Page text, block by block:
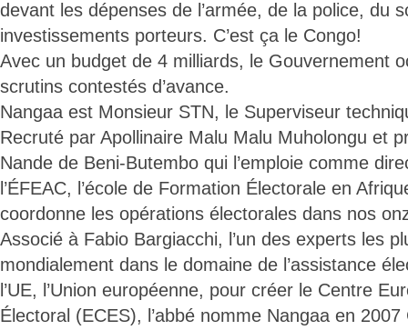
devant les dépenses de l’armée, de la police, du
investissements porteurs. C’est ça le Congo!
Avec un budget de 4 milliards, le Gouvernement
scrutins contestés d’avance.
Nangaa est Monsieur STN, le Superviseur
Recruté par Apollinaire Malu Malu Muholongu et
Nande de Beni-Butembo qui l’emploie comme
l’ÉFEAC, l’école de Formation Électorale en
coordonne les opérations électorales dans nos
Associé à Fabio Bargiacchi, l’un des experts les
mondialement dans le domaine de l’assistance
l’UE, l’Union européenne, pour créer le Centre
Électoral (ECES), l’abbé nomme Nangaa en